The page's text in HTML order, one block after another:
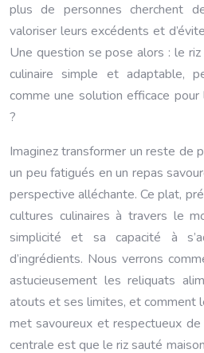
plus de personnes cherchent
valoriser leurs excédents et
Une question se pose alors : le
culinaire simple et adaptable,
comme une solution efficace
?
Imaginez transformer un reste de
un peu fatigués en un repas
perspective alléchante. Ce plat,
cultures culinaires à travers le
simplicité et sa capacité à
d’ingrédients. Nous verrons
astucieusement les reliquats
atouts et ses limites, et comment
met savoureux et respectueux de
centrale est que le riz sauté